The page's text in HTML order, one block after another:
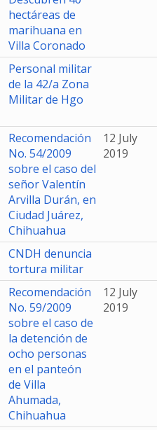
hectáreas de
marihuana en
Villa Coronado
Personal militar
de la 42/a Zona
Militar de Hgo
Recomendación
No. 54/2009
sobre el caso del
señor Valentín
Arvilla Durán, en
Ciudad Juárez,
Chihuahua
12 July
2019
CNDH denuncia
tortura militar
Recomendación
No. 59/2009
sobre el caso de
la detención de
ocho personas
en el panteón
de Villa
Ahumada,
Chihuahua
12 July
2019